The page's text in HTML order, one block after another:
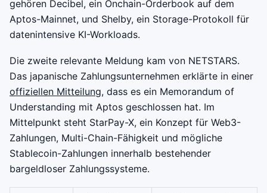
gehören Decibel, ein Onchain-Orderbook auf dem
Aptos-Mainnet, und Shelby, ein Storage-Protokoll für
datenintensive KI-Workloads.
Die zweite relevante Meldung kam von NETSTARS.
Das japanische Zahlungsunternehmen erklärte in einer
offiziellen Mitteilung, dass es ein Memorandum of
Understanding mit Aptos geschlossen hat. Im
Mittelpunkt steht StarPay-X, ein Konzept für Web3-
Zahlungen, Multi-Chain-Fähigkeit und mögliche
Stablecoin-Zahlungen innerhalb bestehender
bargeldloser Zahlungssysteme.